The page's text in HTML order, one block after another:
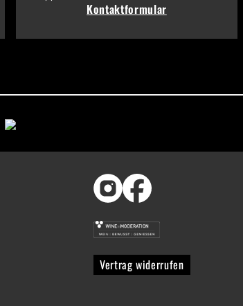
Kontaktformular
Vertrag widerrufen